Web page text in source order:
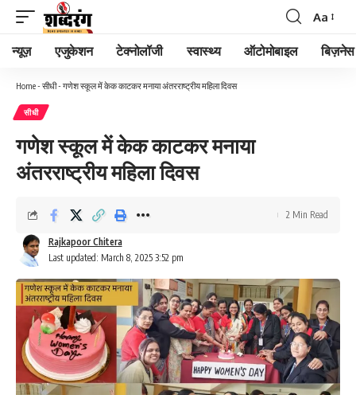
Aa
न्यूज़ एजुकेशन टेक्नोलॉजी स्वास्थ्य ऑटोमोबाइल बिज़नेस
Home- सीधी- गणेश स्कूल में केक काटकर मनाया अंतरराष्ट्रीय महिला दिवस
सीधी
गणेश स्कूल में केक काटकर मनाया
अंतरराष्ट्रीय महिला दिवस
Last updated: March 8, 2025 3:52 pm
Rajkapoor Chitera
2 Min Read